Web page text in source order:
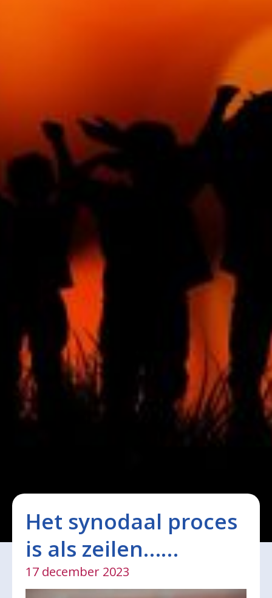
Het synodaal proces
is als zeilen……
17 december 2023